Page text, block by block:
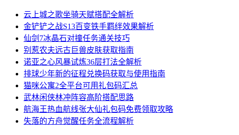
云上城之歌坐骑天赋搭配全解析
金铲铲之战S13百变铁手羁绊效果解析
仙剑7冰晶石对撞任务通关技巧
别惹农夫远古巨兽皮肤获取指南
诺亚之心风暴试炼36层打法全解析
排球少年新的征程兑换码获取与使用指南
猫咪公寓2全平台可用礼包码汇总
武林闲侠林冲阵容高阶搭配思路
航海王热血航线张大仙礼包码免费领取攻略
失落的方舟觉醒任务全流程解析